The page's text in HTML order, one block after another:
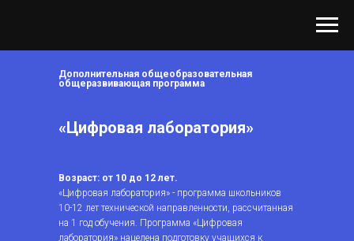
«Цифровая лаборатория»
Дополнительная общеобразовательная
общеразвивающая программа
Возраст: от 10 до 12 лет.
«Цифровая лаборатория» - программа школьников
10-12 лет технической направленности, рассчитанная
на 1 год обучения. Программа «Цифровая
лаборатория» нацелена подготовку учащихся к